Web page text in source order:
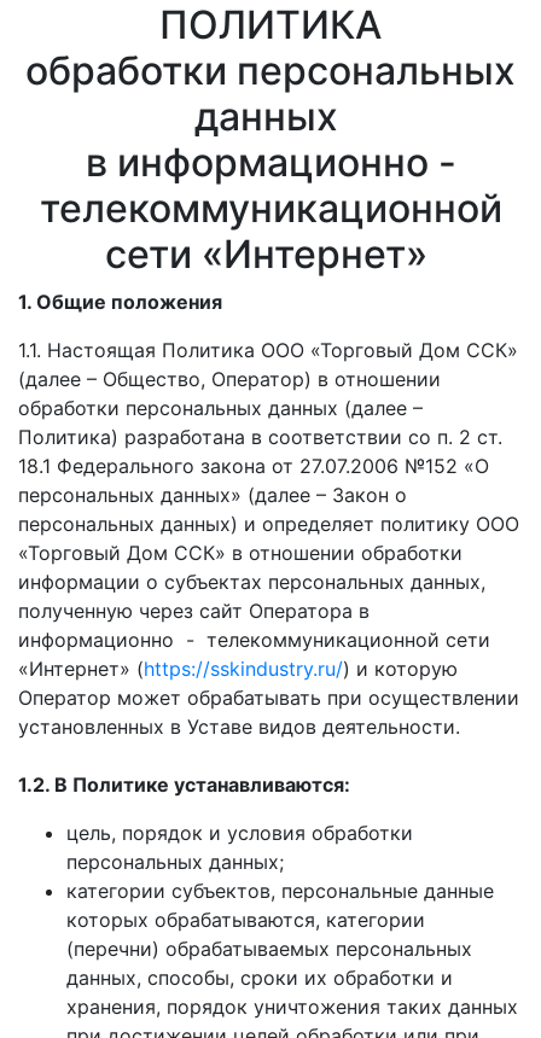
ПОЛИТИКА
обработки персональных
данных
в информационно -
телекоммуникационной
сети «Интернет»
1. Общие положения
1.1. Настоящая Политика ООО «Торговый Дом ССК»
(далее – Общество, Оператор) в отношении
обработки персональных данных (далее –
Политика) разработана в соответствии со п. 2 ст.
18.1 Федерального закона от 27.07.2006 №152 «О
персональных данных» (далее – Закон о
персональных данных) и определяет политику ООО
«Торговый Дом ССК» в отношении обработки
информации о субъектах персональных данных,
полученную через сайт Оператора в
информационно - телекоммуникационной сети
«Интернет» (https://sskindustry.ru/) и которую
Оператор может обрабатывать при осуществлении
установленных в Уставе видов деятельности.
1.2. В Политике устанавливаются:
цель, порядок и условия обработки
персональных данных;
категории субъектов, персональные данные
которых обрабатываются, категории
(перечни) обрабатываемых персональных
данных, способы, сроки их обработки и
хранения, порядок уничтожения таких данных